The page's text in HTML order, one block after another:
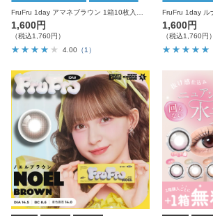
FruFru 1day アマネブラウン 1箱10枚入り 度あり 度なし フルフル カラコン ワンデー
1,600円
（税込1,760円）
4.00 （1）
1,600円
（税込1,760円）